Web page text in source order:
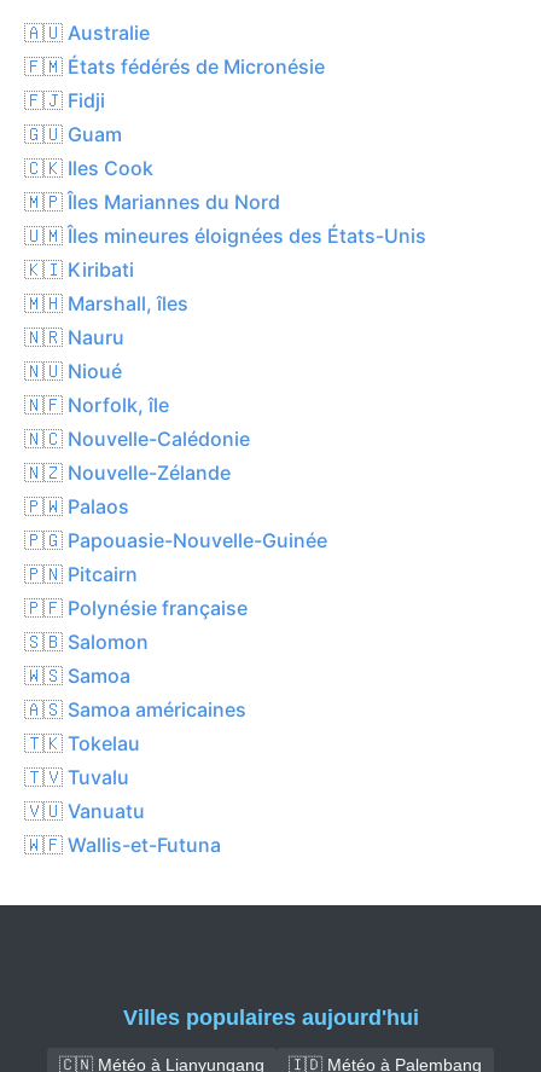
🇦🇺 Australie
🇫🇲 États fédérés de Micronésie
🇫🇯 Fidji
🇬🇺 Guam
🇨🇰 Iles Cook
🇲🇵 Îles Mariannes du Nord
🇺🇲 Îles mineures éloignées des États-Unis
🇰🇮 Kiribati
🇲🇭 Marshall, îles
🇳🇷 Nauru
🇳🇺 Nioué
🇳🇫 Norfolk, île
🇳🇨 Nouvelle-Calédonie
🇳🇿 Nouvelle-Zélande
🇵🇼 Palaos
🇵🇬 Papouasie-Nouvelle-Guinée
🇵🇳 Pitcairn
🇵🇫 Polynésie française
🇸🇧 Salomon
🇼🇸 Samoa
🇦🇸 Samoa américaines
🇹🇰 Tokelau
🇹🇻 Tuvalu
🇻🇺 Vanuatu
🇼🇫 Wallis-et-Futuna
Villes populaires aujourd'hui
🇨🇳 Météo à Lianyungang
🇮🇩 Météo à Palembang